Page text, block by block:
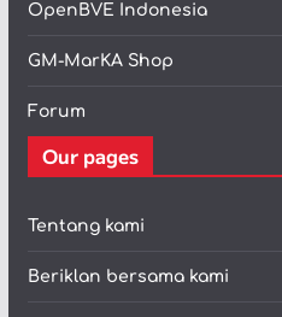
OpenBVE Indonesia
GM-MarKA Shop
Forum
Our pages
Tentang kami
Beriklan bersama kami